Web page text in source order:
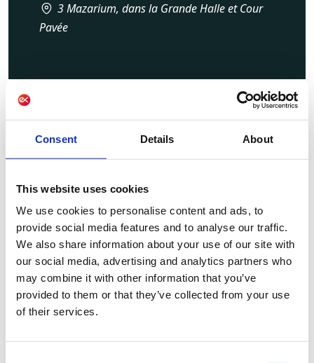
Consent Details About
This website uses cookies
We use cookies to personalise content and ads, to
provide social media features and to analyse our traffic.
We also share information about your use of our site with
our social media, advertising and analytics partners who
may combine it with other information that you’ve
provided to them or that they’ve collected from your use
of their services.
3 Mazarium, dans la Grande Halle et Cour
Pavée
14.00 - 14.30
Comment transformer
donnée et l’IA en croissance
durable?
🎥 Visionner le replay
Conférenciers
Flore Tyberghein
Zenchef